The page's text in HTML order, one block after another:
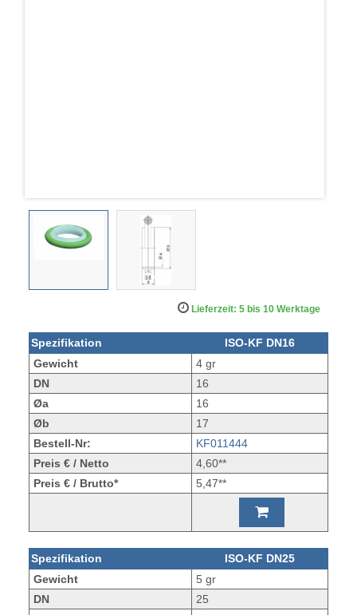
Lieferzeit: 5 bis 10 Werktage
Spezifikation
ISO-KF DN16
Gewicht
4 gr
DN
16
Øa
16
Øb
17
Bestell-Nr:
KF011444
Preis € / Netto
4,60**
Preis € / Brutto*
5,47**
Spezifikation
ISO-KF DN25
Gewicht
5 gr
DN
25